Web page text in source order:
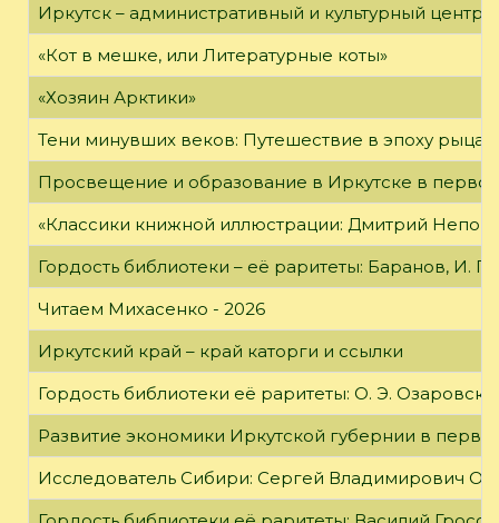
Иркутск – административный и культурный центр
«Кот в мешке, или Литературные коты»
«Хозяин Арктики»
Тени минувших веков: Путешествие в эпоху
Просвещение и образование в Иркутске в
«Классики книжной иллюстрации: Дмитрий
Гордость библиотеки – её раритеты: Баранов, И.
Читаем Михасенко - 2026
Иркутский край – край каторги и ссылки
Гордость библиотеки её раритеты: О. Э.
Развитие экономики Иркутской губернии в
Исследователь Сибири: Сергей Владимирович